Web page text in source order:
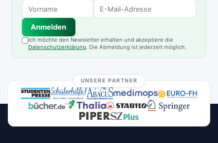
Anmelden
Ich möchte den Newsletter erhalten und akzeptiere die
Datenschutzerklärung. Die Abmeldung ist jederzeit möglich.
UNSERE PARTNER